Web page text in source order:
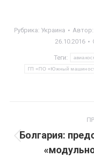
Рубрика: Украина Автор:
26.10.2016
Теги:
ГП «ПО «Южный
по
записям
Болгария: